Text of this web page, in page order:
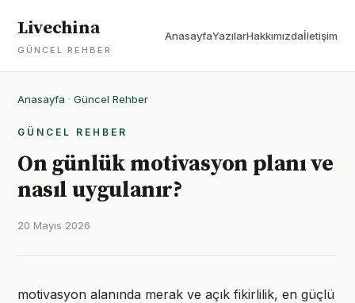
Livechina
GÜNCEL REHBER
AnasayfaYazılarHakkımızdaİletişim
Anasayfa · Güncel Rehber
GÜNCEL REHBER
On günlük motivasyon planı ve
nasıl uygulanır?
20 Mayıs 2026
motivasyon alanında merak ve açık fikirlilik, en güçlü